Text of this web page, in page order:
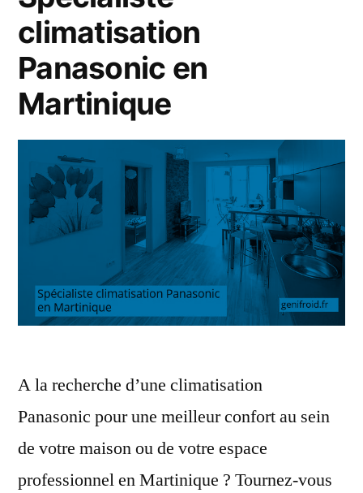
climatisation
Panasonic en
Martinique
A la recherche d’une climatisation
Panasonic pour une meilleur confort au sein
de votre maison ou de votre espace
professionnel en Martinique ? Tournez-vous